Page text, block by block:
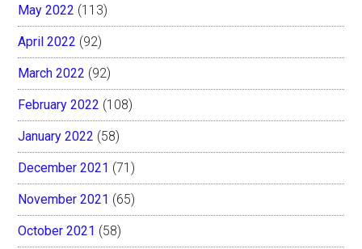
May 2022 (113)
April 2022 (92)
March 2022 (92)
February 2022 (108)
January 2022 (58)
December 2021 (71)
November 2021 (65)
October 2021 (58)